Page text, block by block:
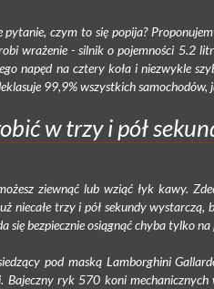
pytanie, czym to się popija?
wrażenie - silnik o pojemności 5.2
napęd na cztery koła i niezwykle
99,9% wszystkich
w trzy i pół
ziewnąć lub wziąć łyk kawy.
niecałe trzy i pół sekundy
się bezpiecznie osiągnąć chyba tylko
pod maską Lamborghini
Bajeczny ryk 570 koni